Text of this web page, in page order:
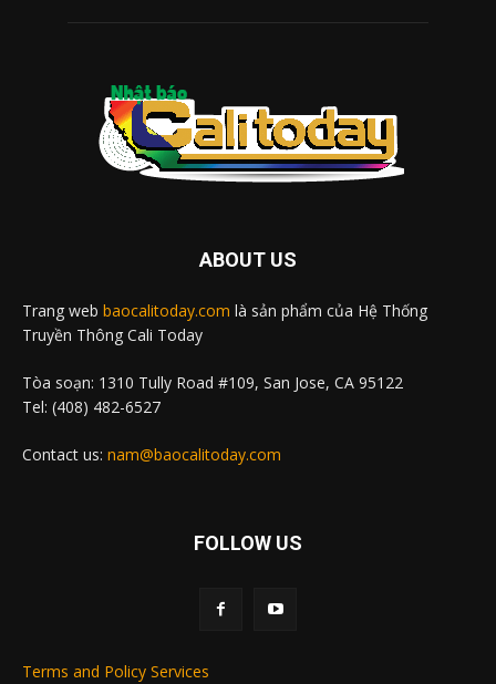
ABOUT US
Trang web baocalitoday.com là sản phẩm của Hệ Thống
Truyền Thông Cali Today
Tòa soạn: 1310 Tully Road #109, San Jose, CA 95122
Tel: (408) 482-6527
Contact us: nam@baocalitoday.com
FOLLOW US
Terms and Policy Services